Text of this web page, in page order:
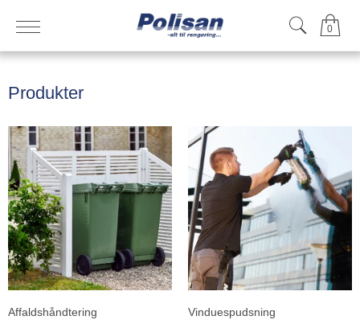
0
Produkter
Affaldshåndtering Vinduespudsning